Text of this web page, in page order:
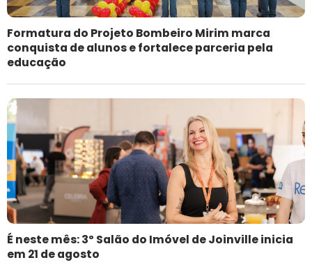
Formatura do Projeto Bombeiro Mirim marca
conquista de alunos e fortalece parceria pela
educação
É neste mês: 3º Salão do Imóvel de Joinville inicia
em 21 de agosto